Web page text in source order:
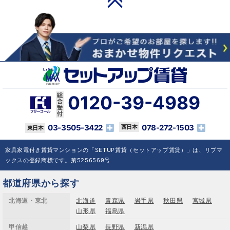
0120-39-4989
03-3505-3422 078-272-1503
家具家電付き賃貸マンションの「SETUP賃貸（セットアップ賃貸）」は、リブマ
ックスの登録商標です。第5256569号
都道府県から探す
北海道・東北 北海道 青森県 岩手県 秋田県
宮城県
山形県
福島県
甲信越 山梨県 長野県 新潟県